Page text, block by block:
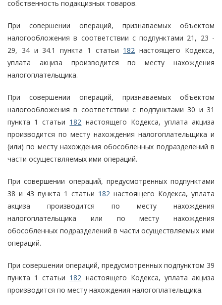
собственность подакцизных товаров.
При совершении операций, признаваемых объектом
налогообложения в соответствии с подпунктами 21, 23 -
29, 34 и 34.1 пункта 1 статьи 182 настоящего Кодекса,
уплата акциза производится по месту нахождения
налогоплательщика.
При совершении операций, признаваемых объектом
налогообложения в соответствии с подпунктами 30 и 31
пункта 1 статьи 182 настоящего Кодекса, уплата акциза
производится по месту нахождения налогоплательщика и
(или) по месту нахождения обособленных подразделений в
части осуществляемых ими операций.
При совершении операций, предусмотренных подпунктами
38 и 43 пункта 1 статьи 182 настоящего Кодекса, уплата
акциза производится по месту нахождения
налогоплательщика или по месту нахождения
обособленных подразделений в части осуществляемых ими
операций.
При совершении операций, предусмотренных подпунктом 39
пункта 1 статьи 182 настоящего Кодекса, уплата акциза
производится по месту нахождения налогоплательщика.